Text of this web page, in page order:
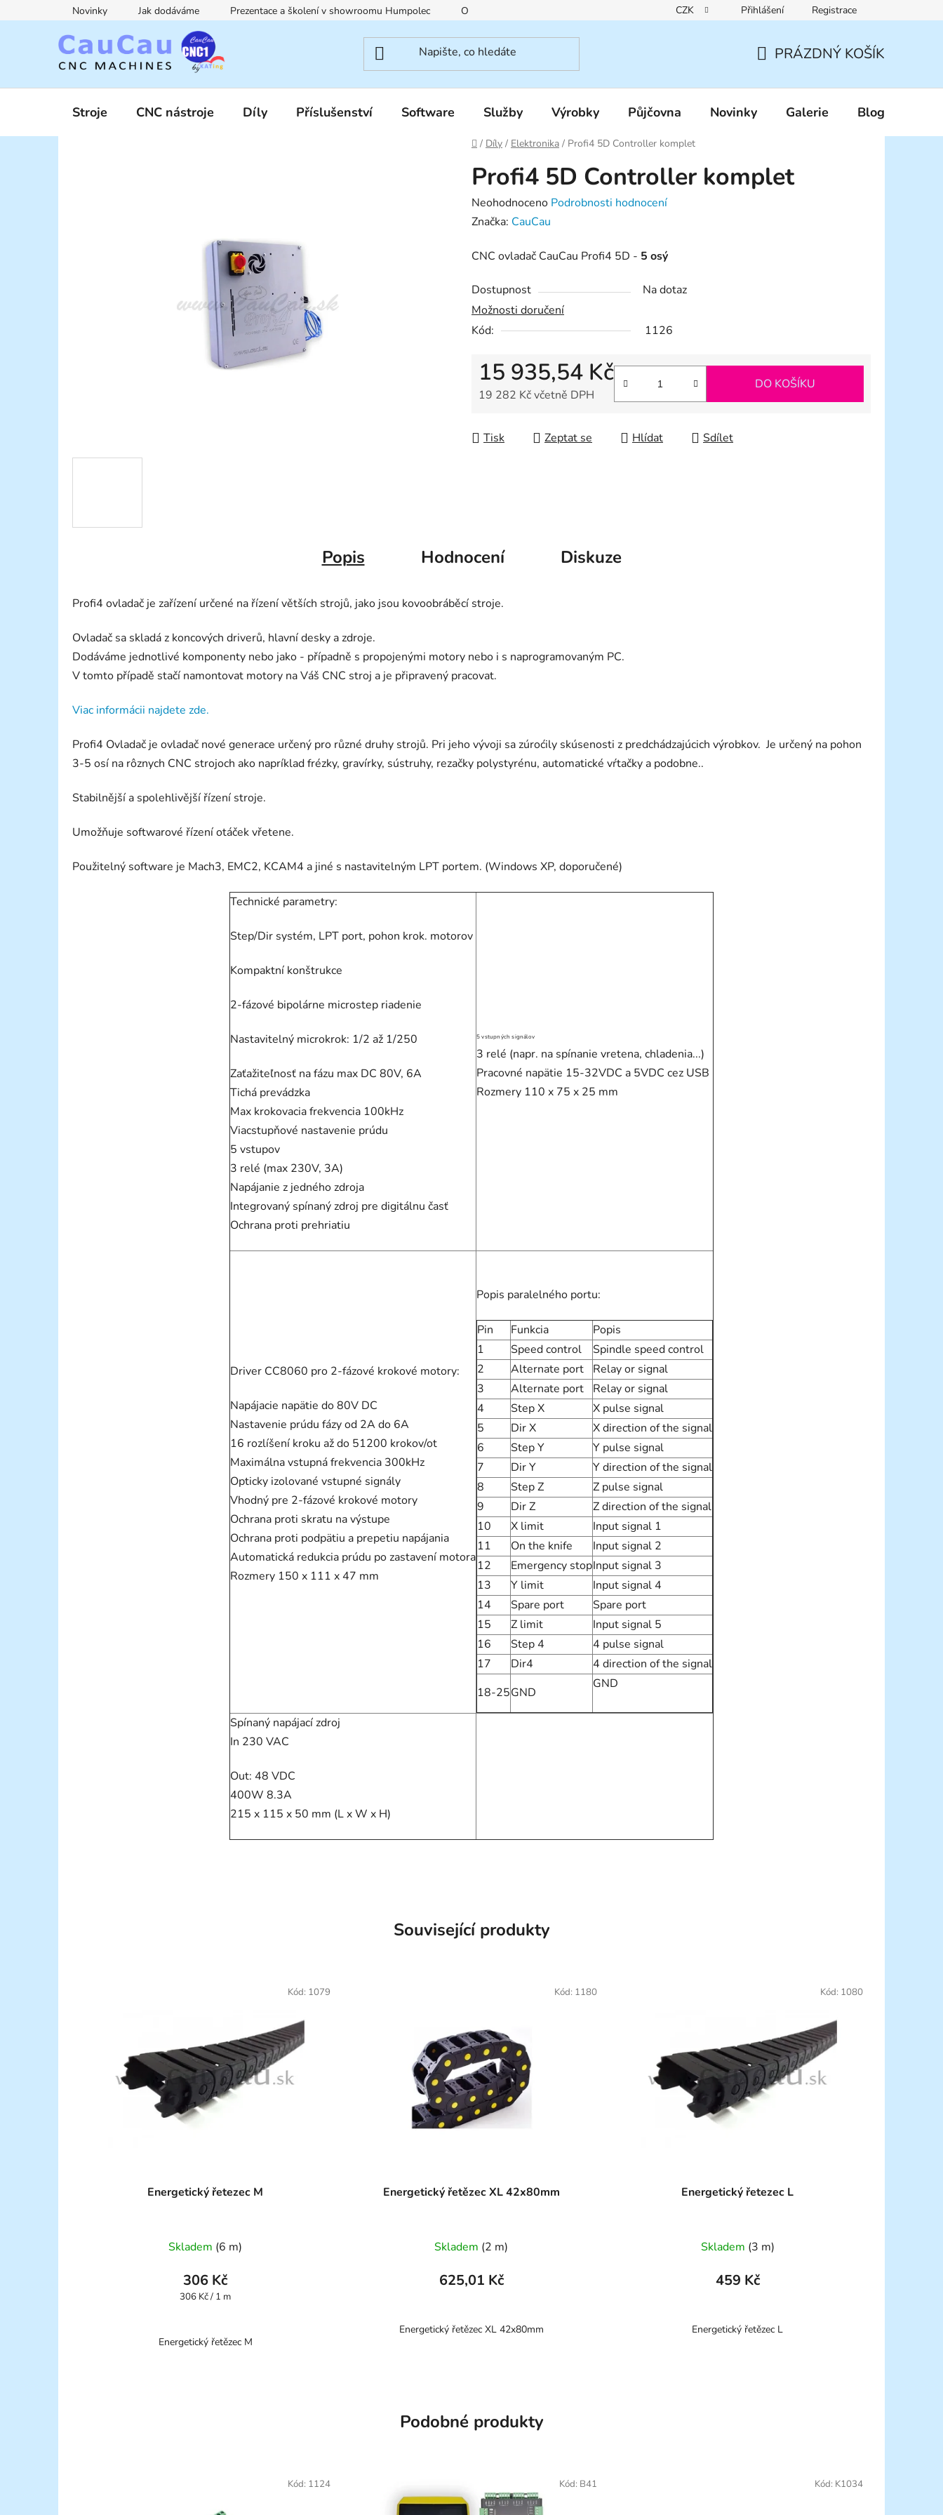
na
Novinky Jak dodáváme Prezentace a školení v showroomu Humpolec O nás Reklamační řád Pravidla zákaznických slev
CZK Přihlášení Registrace
KOŠÍK
PRÁZDNÝ KOŠÍK
Stroje CNC nástroje Díly Příslušenství Software Služby Výrobky Půjčovna Novinky Galerie Blog
Domů
/ Díly / Elektronika / Profi4 5D Controller komplet
Profi4 5D Controller komplet
Průměrné
hodnocení
je
z
5
hvězdiček.
Neohodnoceno Podrobnosti hodnocení
Značka: CauCau
CNC ovladač CauCau Profi4 5D - 5 osý
Dostupnost
Na dotaz
Možnosti doručení
Kód:
1126
15 935,54 Kč
19 282 Kč včetně DPH
DO KOŠÍKU
Tisk Zeptat se Hlídat Sdílet
Popis Hodnocení Diskuze
Profi4 ovladač je zařízení určené na řízení větších strojů, jako jsou kovoobráběcí stroje.
Ovladač sa skladá z koncových driverů, hlavní desky a zdroje.
Dodáváme jednotlivé komponenty nebo jako - případně s propojenými motory nebo i s naprogramovaným PC.
V tomto případě stačí namontovat motory na Váš CNC stroj a je připravený pracovat.
Viac informácii najdete zde.
Profi4 Ovladač je ovladač nové generace určený pro různé druhy strojů. Pri jeho vývoji sa zúroćily skúsenosti z predchádzajúcich výrobkov. Je určený na pohon
3-5 osí na rôznych CNC strojoch ako napríklad frézky, gravírky, sústruhy, rezačky polystyrénu, automatické vŕtačky a podobne..
Stabilnější a spolehlivější řízení stroje.
Umožňuje softwarové řízení otáček vřetene.
Použitelný software je Mach3, EMC2, KCAM4 a jiné s nastavitelným LPT portem. (Windows XP, doporučené)
Technické parametry:
Step/Dir systém, LPT port, pohon krok. motorov
Kompaktní konštrukce
2-fázové bipolárne microstep riadenie
Nastavitelný microkrok: 1/2 až 1/250
Zaťažiteľnosť na fázu max DC 80V, 6A
Tichá prevádzka
Max krokovacia frekvencia 100kHz
Viacstupňové nastavenie prúdu
5 vstupov
3 relé (max 230V, 3A)
Napájanie z jedného zdroja
Integrovaný spínaný zdroj pre digitálnu časť
Ochrana proti prehriatiu
5 vstupných signálov
3 relé (napr. na spínanie vretena, chladenia...)
Pracovné napätie 15-32VDC a 5VDC cez USB
Rozmery 110 x 75 x 25 mm
Driver CC8060 pro 2-fázové krokové motory:
Napájacie napätie do 80V DC
Nastavenie prúdu fázy od 2A do 6A
16 rozlíšení kroku až do 51200 krokov/ot
Maximálna vstupná frekvencia 300kHz
Opticky izolované vstupné signály
Vhodný pre 2-fázové krokové motory
Ochrana proti skratu na výstupe
Ochrana proti podpätiu a prepetiu napájania
Automatická redukcia prúdu po zastavení motora
Rozmery 150 x 111 x 47 mm
Popis paralelného portu:
Pin Funkcia
Popis
1
Speed control
Spindle speed control
2
Alternate port
Relay or signal
3
Alternate port
Relay or signal
4
Step X
X pulse signal
5
Dir X
X direction of the signal
6
Step Y
Y pulse signal
7
Dir Y
Y direction of the signal
8
Step Z
Z pulse signal
9
Dir Z
Z direction of the signal
10
X limit
Input signal 1
11
On the knife
Input signal 2
12
Emergency stopInput signal 3
13
Y limit
Input signal 4
14
Spare port
Spare port
15
Z limit
Input signal 5
16
Step 4
4 pulse signal
17
Dir4
4 direction of the signal
18-25GND
GND
Spínaný napájací zdroj
In 230 VAC
Out: 48 VDC
400W 8.3A
215 x 115 x 50 mm (L x W x H)
Související produkty
Energetický řetezec M
Skladem (6 m)
306 Kč
Měrná
306 Kč / 1 m
Energetický řetězec M
Kód: 1079
Energetický řetězec XL 42x80mm
Skladem (2 m)
625,01 Kč
Energetický řetězec XL 42x80mm
Kód: 1180
Energetický řetezec L
Skladem (3 m)
459 Kč
Energetický řetězec L
Kód: 1080
Podobné produkty
Kód: 1124 Kód: B41 Kód: K1034